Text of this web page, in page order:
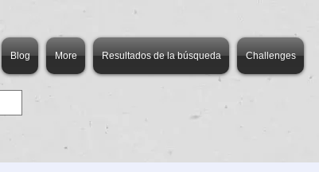
Blog More Resultados de la búsqueda Challenges